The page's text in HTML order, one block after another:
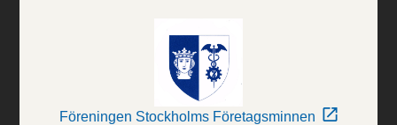
Föreningen Stockholms Företagsminnen